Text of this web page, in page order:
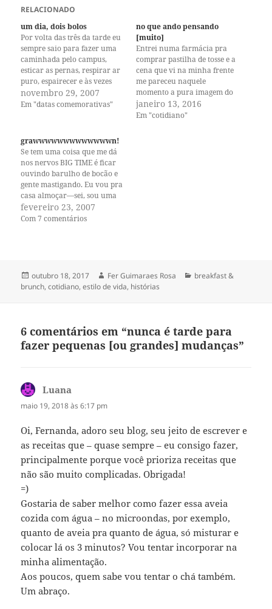
RELACIONADO
um dia, dois bolos
Por volta das três da tarde eu
sempre saio para fazer uma
caminhada pelo campus,
esticar as pernas, respirar ar
puro, espairecer e às vezes
comer um bolinho na coffee
house. Desta vez foi um de
regressei pra minha sala, fui
pega…
novembro 29, 2007
Em "datas comemorativas"
no que ando pensando
[muito]
Entrei numa farmácia pra
comprar pastilha de tosse e a
cena que vi na minha frente
me pareceu naquele
momento a pura imagem do
inferno—uma variedade
absurda de doces e
janeiro 13, 2016
Em "cotidiano"
grawwwwwwwwwwwwwn!
Se tem uma coisa que me dá
nos nervos BIG TIME é ficar
ouvindo barulho de bocão e
gente mastigando. Eu vou pra
casa almoçar—sei, sou uma
sortuda por morar a dez
minutos de bike do local onde
fevereiro 23, 2007
Com 7 comentários
Publicado
em
outubro 18, 2017 Autor
Fer Guimaraes Rosa Categorias
breakfast &
brunch,cotidiano,estilo de vida, histórias
6 comentários em “nunca é tarde para
fazer pequenas [ou grandes] mudanças”
Luana
maio 19, 2018 às 6:17 pm
Oi, Fernanda, adoro seu blog, seu jeito de escrever e
as receitas que – quase sempre – eu consigo fazer,
principalmente porque você prioriza receitas que
não são muito complicadas. Obrigada!
=)
Gostaria de saber melhor como fazer essa aveia
cozida com água – no microondas, por exemplo,
quanto de aveia pra quanto de água, só misturar e
colocar lá os 3 minutos? Vou tentar incorporar na
minha alimentação.
Aos poucos, quem sabe vou tentar o chá também.
Um abraço.